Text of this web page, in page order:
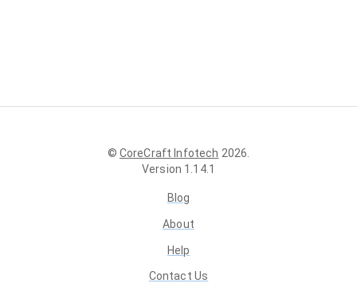
© CoreCraft Infotech 2026
Version 1.14.1
Blog
About
Help
Contact Us